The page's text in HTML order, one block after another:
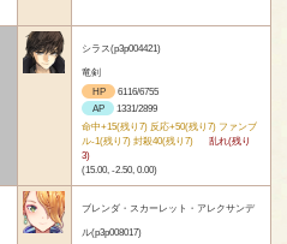
シラス(p3p004421)
竜剣
HP
6116/6755
AP
1331/2899
命中+15(残り7) 反応+50(残り7) ファンブ
ル-1(残り7) 封殺40(残り7)
乱れ(残り
3)
(15.00, -2.50, 0.00)
ブレンダ・スカーレット・アレクサンデ
ル(p3p008017)